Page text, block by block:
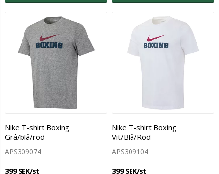
Nike T-shirt Boxing
Grå/blå/röd
APS309074
399 SEK/st
Nike T-shirt Boxing
Vit/Blå/Röd
APS309104
399 SEK/st